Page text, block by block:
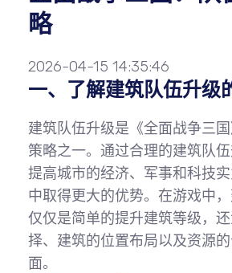
略
2026-04-15 14:35:46
一、了解建筑队伍升级
建筑队伍升级是《全面战争三
策略之一。通过合理的建筑队
提高城市的经济、军事和科技
中取得更大的优势。在游戏中
仅仅是简单的提升建筑等级，
择、建筑的位置布局以及资源
面。